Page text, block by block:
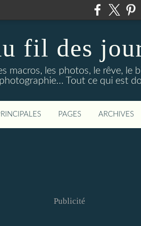
fil des
macros, les photos, le rêve, le
Tout ce qui est
PAGES ARCHIVES
Publicité